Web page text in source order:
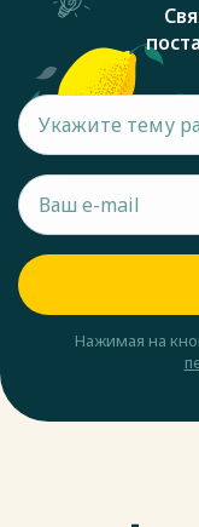
Нажимая на